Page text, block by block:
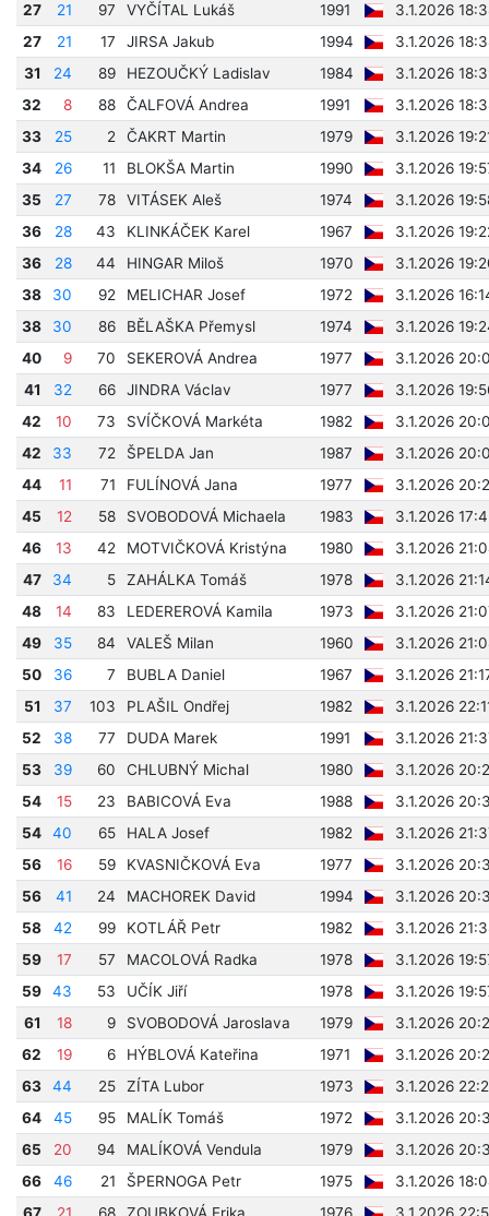
27
21 97 VYČÍTAL Lukáš 1991
3.1.2026
27
21 17 JIRSA Jakub 1994
3.1.2026
31
24 89 HEZOUČKÝ Ladislav 1984
3.1.2026
32
8 88 ČALFOVÁ Andrea 1991
3.1.2026
33
25 2 ČAKRT Martin 1979
3.1.2026
34
26 11 BLOKŠA Martin 1990
3.1.2026
35
27 78 VITÁSEK Aleš 1974
3.1.2026
36
28 43 KLINKÁČEK Karel 1967
3.1.2026
36
28 44 HINGAR Miloš 1970
3.1.2026
38
30 92 MELICHAR Josef 1972
3.1.2026
38
30 86 BĚLAŠKA Přemysl 1974
3.1.2026
40
9 70 SEKEROVÁ Andrea 1977
3.1.2026
41
32 66 JINDRA Václav 1977
3.1.2026
42
10 73 SVÍČKOVÁ Markéta 1982
3.1.2026
42
33 72 ŠPELDA Jan 1987
3.1.2026
44
11 71 FULÍNOVÁ Jana 1977
3.1.2026
45
12 58 SVOBODOVÁ Michaela 1983
3.1.2026
46
13 42 MOTVIČKOVÁ Kristýna 1980
3.1.2026
47
34 5 ZAHÁLKA Tomáš 1978
3.1.2026
48
14 83 LEDEREROVÁ Kamila 1973
3.1.2026
49
35 84 VALEŠ Milan 1960
3.1.2026
50
36 7 BUBLA Daniel 1967
3.1.2026
51
37 103 PLAŠIL Ondřej 1982
3.1.2026
52
38 77 DUDA Marek 1991
3.1.2026
53
39 60 CHLUBNÝ Michal 1980
3.1.2026
54
15 23 BABICOVÁ Eva 1988
3.1.2026
54
40 65 HALA Josef 1982
3.1.2026
56
16 59 KVASNIČKOVÁ Eva 1977
3.1.2026
56
41 24 MACHOREK David 1994
3.1.2026
58
42 99 KOTLÁŘ Petr 1982
3.1.2026
59
17 57 MACOLOVÁ Radka 1978
3.1.2026
59
43 53 UČÍK Jiří 1978
3.1.2026
61
18 9 SVOBODOVÁ Jaroslava 1979
3.1.2026
62
19 6 HÝBLOVÁ Kateřina 1971
3.1.2026
63
44 25 ZÍTA Lubor 1973
3.1.2026
64
45 95 MALÍK Tomáš 1972
3.1.2026
65
20 94 MALÍKOVÁ Vendula 1979
3.1.2026
66
46 21 ŠPERNOGA Petr 1975
3.1.2026